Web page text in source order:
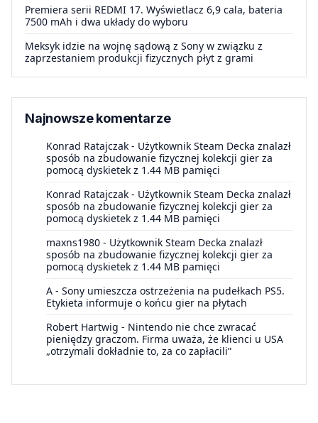
Premiera serii REDMI 17. Wyświetlacz 6,9 cala, bateria
7500 mAh i dwa układy do wyboru
Meksyk idzie na wojnę sądową z Sony w związku z
zaprzestaniem produkcji fizycznych płyt z grami
Najnowsze komentarze
Konrad Ratajczak - Użytkownik Steam Decka znalazł
sposób na zbudowanie fizycznej kolekcji gier za
pomocą dyskietek z 1.44 MB pamięci
Konrad Ratajczak - Użytkownik Steam Decka znalazł
sposób na zbudowanie fizycznej kolekcji gier za
pomocą dyskietek z 1.44 MB pamięci
maxns1980 - Użytkownik Steam Decka znalazł
sposób na zbudowanie fizycznej kolekcji gier za
pomocą dyskietek z 1.44 MB pamięci
A - Sony umieszcza ostrzeżenia na pudełkach PS5.
Etykieta informuje o końcu gier na płytach
Robert Hartwig - Nintendo nie chce zwracać
pieniędzy graczom. Firma uważa, że klienci u USA
„otrzymali dokładnie to, za co zapłacili”